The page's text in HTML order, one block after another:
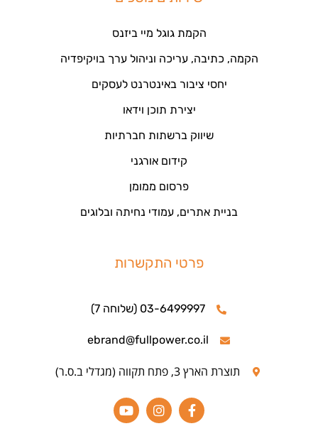
הקמת גוגל מיי ביזנס
הקמה, כתיבה, עריכה וניהול ערך בויקיפדיה
יחסי ציבור באינטרנט לעסקים
יצירת תוכן וידאו
שיווק ברשתות חברתיות
קידום אורגני
פרסום ממומן
בניית אתרים, עמודי נחיתה ובלוגים
פרטי התקשרות
03-6499997 (שלוחה 7)
ebrand@fullpower.co.il
תוצרת הארץ 3, פתח תקווה (מגדלי ב.ס.ר)